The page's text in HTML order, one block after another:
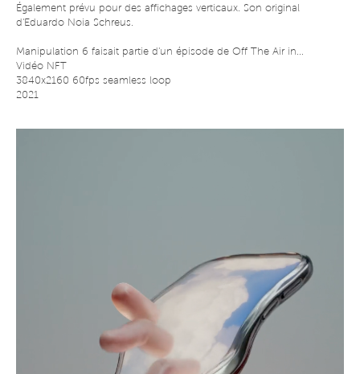
Également prévu pour des affichages verticaux. Son original
d'Eduardo Noia Schreus.
Manipulation 6 faisait partie d'un épisode de Off The Air in...
Vidéo NFT
3840x2160 60fps seamless loop
2021